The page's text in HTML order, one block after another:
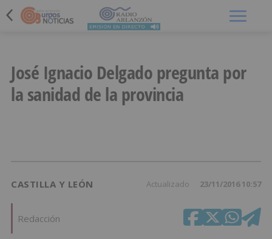
José Ignacio Delgado pregunta por
la sanidad de la provincia
CASTILLA Y LEÓN Actualizado 23/11/2016 10:57
Redacción